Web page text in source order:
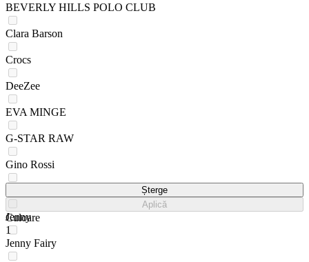
BEVERLY HILLS POLO CLUB
Clara Barson
Crocs
DeeZee
EVA MINGE
G-STAR RAW
Gino Rossi
Jenny
Jenny Fairy
Șterge
Aplică
Culoare
1